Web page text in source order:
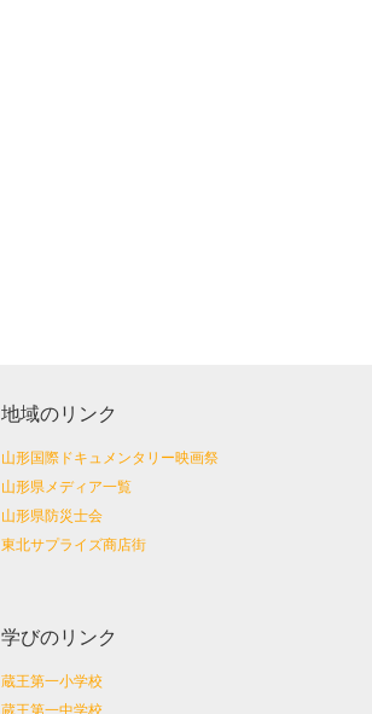
地域のリンク
山形国際ドキュメンタリー映画祭
山形県メディア一覧
山形県防災士会
東北サプライズ商店街
学びのリンク
蔵王第一小学校
蔵王第一中学校